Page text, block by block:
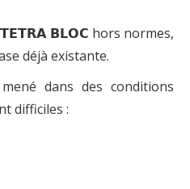
𝗧𝗘𝗧𝗥𝗔 𝗕𝗟𝗢𝗖 hors normes,
déjà existante.
mené dans des conditions
difficiles :